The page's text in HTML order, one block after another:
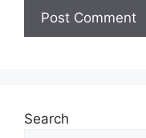
Search